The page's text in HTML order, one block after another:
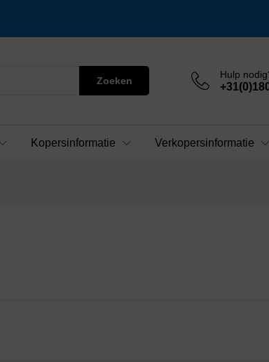
Zoeken
Hulp
Kopersinformatie Verkopersinformatie